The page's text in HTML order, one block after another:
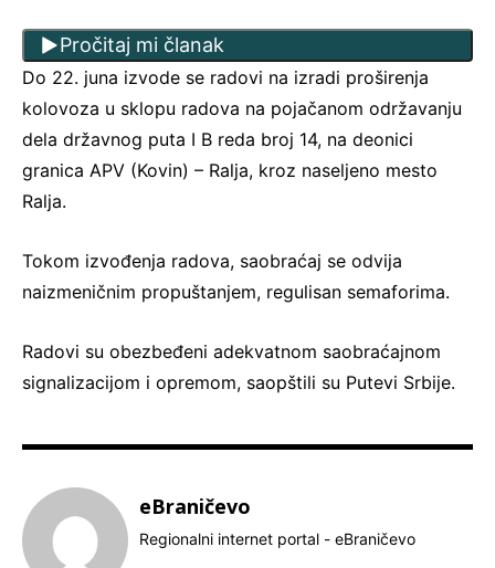
Pročitaj mi članak
Do 22. juna izvode se radovi na izradi proširenja
kolovoza u sklopu radova na pojačanom održavanju
dela državnog puta I B reda broj 14, na deonici
granica APV (Kovin) – Ralja, kroz naseljeno mesto
Ralja.
Tokom izvođenja radova, saobraćaj se odvija
naizmeničnim propuštanjem, regulisan semaforima.
Radovi su obezbeđeni adekvatnom saobraćajnom
signalizacijom i opremom, saopštili su Putevi Srbije.
eBraničevo
Regionalni internet portal - eBraničevo